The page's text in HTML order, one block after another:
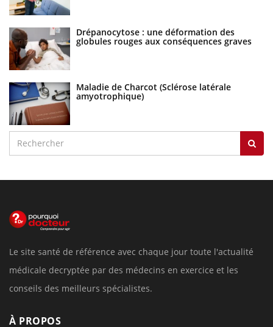
Drépanocytose : une déformation des
globules rouges aux conséquences graves
Maladie de Charcot (Sclérose latérale
amyotrophique)
Le site santé de référence avec chaque jour toute l'actualité
médicale decryptée par des médecins en exercice et les
conseils des meilleurs spécialistes.
À PROPOS